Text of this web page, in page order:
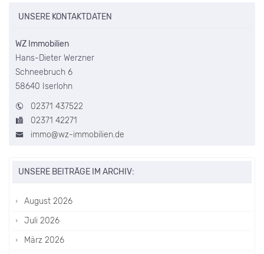
UNSERE KONTAKTDATEN
WZ Immobilien
Hans-Dieter Werzner
Schneebruch 6
58640 Iserlohn
02371 437522
02371 42271
immo@wz-immobilien.de
UNSERE BEITRÄGE IM ARCHIV:
August 2026
Juli 2026
März 2026